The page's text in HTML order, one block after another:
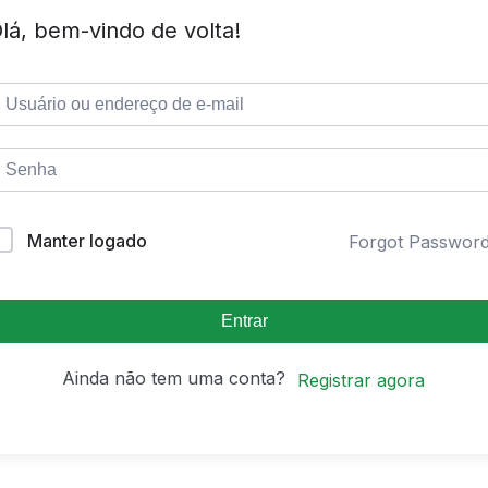
bem-vindo de volta!
Manter logado Forgot
Entrar
Ainda não tem uma conta? Registrar agora